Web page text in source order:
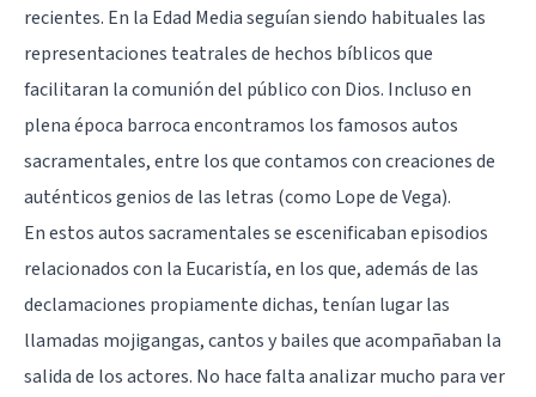
recientes. En la Edad Media seguían siendo habituales las
representaciones teatrales de hechos bíblicos que
facilitaran la comunión del público con Dios. Incluso en
plena época barroca encontramos los famosos autos
sacramentales, entre los que contamos con creaciones de
auténticos genios de las letras (como Lope de Vega).
En estos autos sacramentales se escenificaban episodios
relacionados con la Eucaristía, en los que, además de las
declamaciones propiamente dichas, tenían lugar las
llamadas mojigangas, cantos y bailes que acompañaban la
salida de los actores. No hace falta analizar mucho para ver